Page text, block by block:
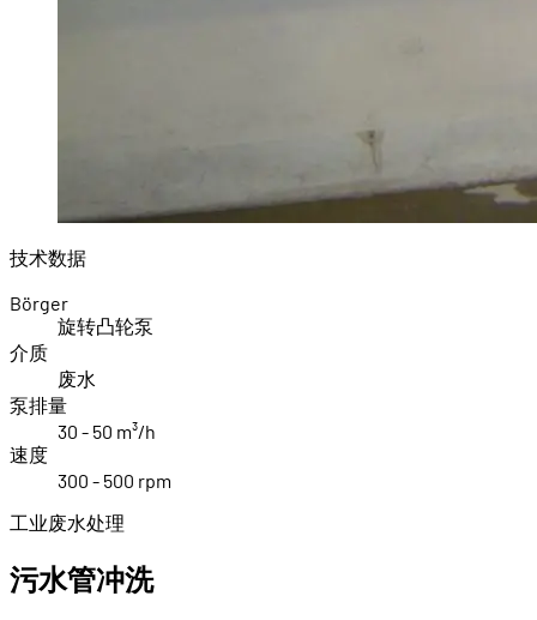
技术数据
Börger
旋转凸轮泵
介质
废水
泵排量
30 - 50 m³/h
速度
300 - 500 rpm
工业废水处理
污水管冲洗